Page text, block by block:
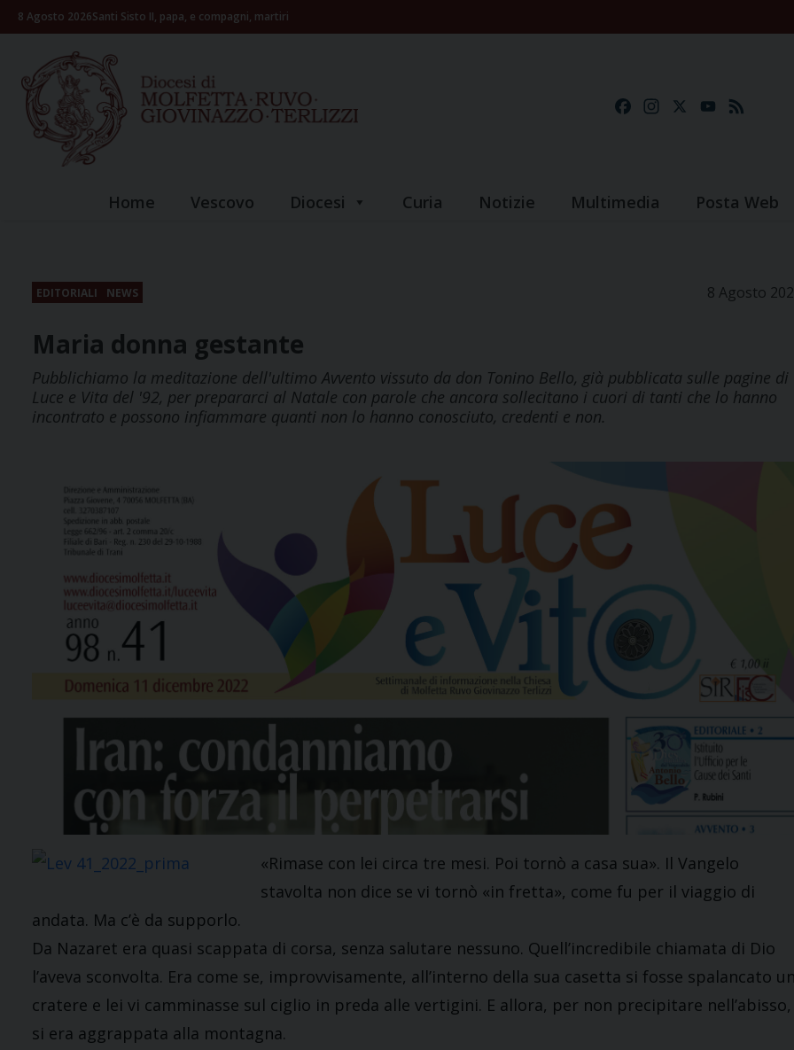
Skip8 Agosto 2026Santi Sisto II, papa, e compagni, martiri
FacebookInstagramYouTube
Home Vescovo Diocesi Curia Notizie Multimedia Posta Web
EDITORIALI NEWS 8 Agosto
Maria donna gestante
Pubblichiamo la meditazione dell'ultimo Avvento vissuto da don Tonino Bello, già pubblicata sulle pagine di
Luce e Vita del '92, per prepararci al Natale con parole che ancora sollecitano i cuori di tanti che lo hanno
incontrato e possono infiammare quanti non lo hanno conosciuto, credenti e non.
«Rimase con lei circa tre mesi. Poi tornò a casa sua». Il Vangelo
stavolta non dice se vi tornò «in fretta», come fu per il viaggio di
andata. Ma c’è da supporlo.
Da Nazaret era quasi scappata di corsa, senza salutare nessuno. Quell’incredibile chiamata di Dio
l’aveva sconvolta. Era come se, improvvisamente, all’interno della sua casetta si fosse spalancato
cratere e lei vi camminasse sul ciglio in preda alle vertigini. E allora, per non precipitare nell’abisso,
si era aggrappata alla montagna.